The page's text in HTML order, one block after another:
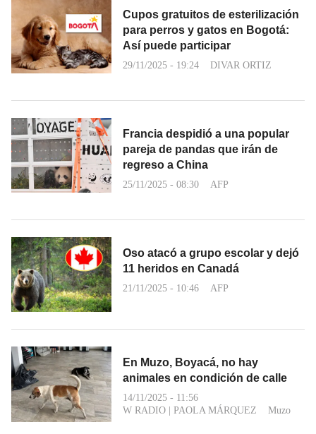
Cupos gratuitos de esterilización
para perros y gatos en Bogotá:
Así puede participar
29/11/2025 - 19:24 DIVAR ORTIZ
Francia despidió a una popular
pareja de pandas que irán de
regreso a China
25/11/2025 - 08:30 AFP
Oso atacó a grupo escolar y dejó
11 heridos en Canadá
21/11/2025 - 10:46 AFP
En Muzo, Boyacá, no hay
animales en condición de calle
14/11/2025 - 11:56
W RADIO
PAOLA MÁRQUEZ Muzo